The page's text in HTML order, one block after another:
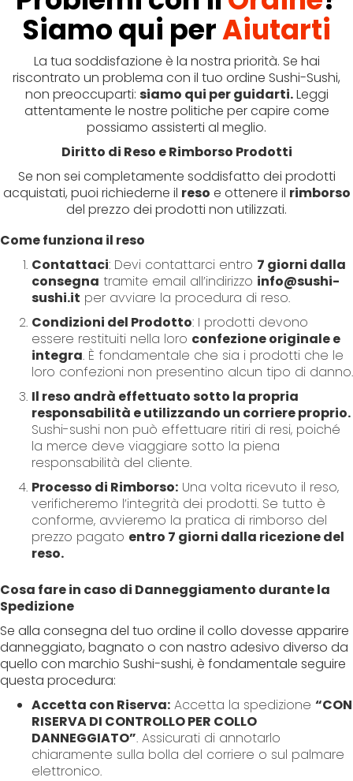
t
o
n
t
Siamo qui perAiutarti
La tua soddisfazione è la nostra priorità. Se hai
riscontrato un problema con il tuo ordine Sushi-Sushi,
non preoccuparti: siamo qui per guidarti.Leggi
attentamente le nostre politiche per capire come
possiamo assisterti al meglio.
Diritto di Reso e Rimborso Prodotti
Se non sei completamente soddisfatto dei prodotti
acquistati, puoi richiederne il reso e ottenere il rimborso
del prezzo dei prodotti non utilizzati.
Come funziona il reso
Contattaci: Devi contattarci entro 7 giorni dalla
consegna tramite email all’indirizzo info@sushi-
sushi.it per avviare la procedura di reso.
Condizioni del Prodotto: I prodotti devono
essere restituiti nella loro confezione originale e
integra. È fondamentale che sia i prodotti che le
loro confezioni non presentino alcun tipo di danno.
Il reso andrà effettuato sotto la propria
responsabilità e utilizzando un corriere proprio.
Sushi-sushi non può effettuare ritiri di resi, poiché
la merce deve viaggiare sotto la piena
responsabilità del cliente.
Processo di Rimborso: Una volta ricevuto il reso,
verificheremo l’integrità dei prodotti. Se tutto è
conforme, avvieremo la pratica di rimborso del
prezzo pagato entro 7 giorni dalla ricezione del
reso.
Cosa fare in caso di Danneggiamento durante la
Spedizione
Se alla consegna del tuo ordine il collo dovesse apparire
danneggiato, bagnato o con nastro adesivo diverso da
quello con marchio Sushi-sushi, è fondamentale seguire
questa procedura:
Accetta con Riserva: Accetta la spedizione “CON
RISERVA DI CONTROLLO PER COLLO
DANNEGGIATO”. Assicurati di annotarlo
chiaramente sulla bolla del corriere o sul palmare
elettronico.